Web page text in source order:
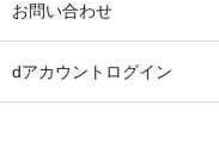
お問い合わせ
dアカウントログイン